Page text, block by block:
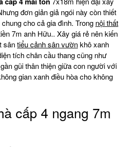
đơn giản giả ngói này còn thiết
cho cả gia đình. Trong nội thất
7m anh Hữu.. Xây giá rẻ nên kiến
sântiểu cảnh sân vườnkhô xanh
tích chân cầu thang cũng như
gũi thân thiện giữa con người với
gian xanh điều hòa cho không
cấp 4 ngang 7m